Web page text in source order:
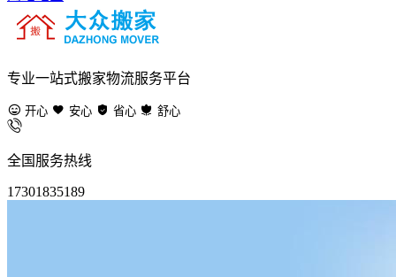
专业一站式搬家物流服务平台
开心 安心 省心 舒心
全国服务热线
17301835189